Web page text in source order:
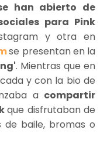
han abierto de
para Pink
y otra en
se presentan en la
. Mientras que en
y con la bio de
a compartir
que disfrutaban de
de baile, bromas o